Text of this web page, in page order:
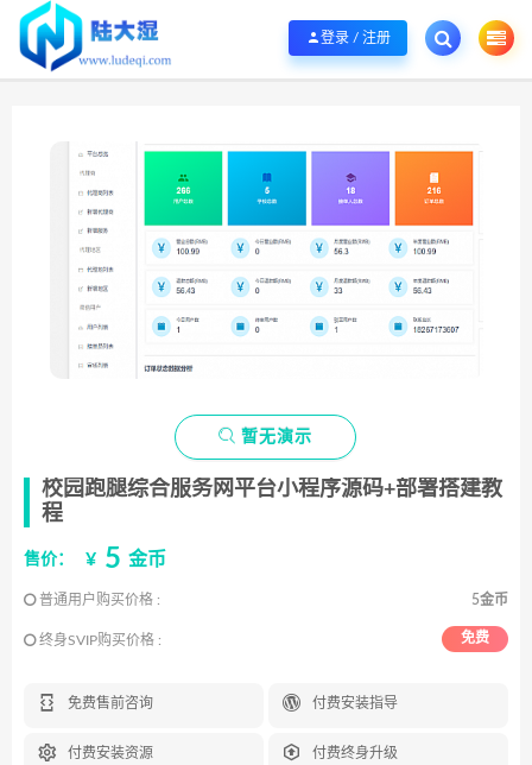
欢迎您光临陆大湿，本站秉承服务宗旨 履行“站长”责任，销售只是起点 服务永无
登录 / 注册
 暂无演示
校园跑腿综合服务网平台小程序源码+部署搭建教
程
售价： ¥ 5 金币
普通用户购买价格 : 5金币
终身SVIP购买价格 : 免费
 免费售前咨询  付费安装指导
 付费安装资源  付费终身升级